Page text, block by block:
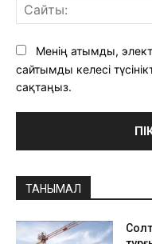
Менің атымды,
сайтымды келесі
сақтаңыз.
ТАНЫМАЛ